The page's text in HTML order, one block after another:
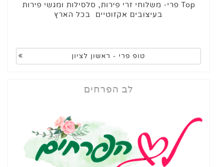
Top פרי- משלוחי זרי פירות, סלסילות ומגשי פירות
בעיצובים אקזוטיים בכל הארץ
טופ פרי - ראשון לציון
לב הפרחים